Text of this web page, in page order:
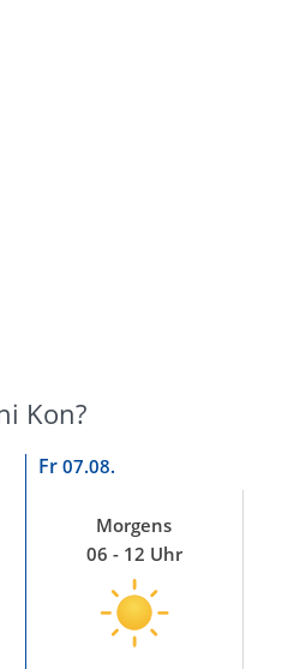
Kon?
Fr 07.08.
Morgens
06 - 12 Uhr